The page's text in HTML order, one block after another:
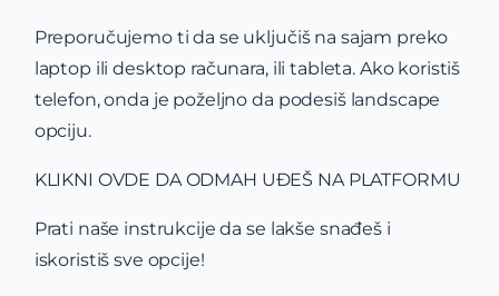
Preporučujemo ti da se uključiš na sajam preko
laptop ili desktop računara, ili tableta. Ako koristiš
telefon, onda je poželjno da podesiš landscape
opciju.
KLIKNI OVDE DA ODMAH UĐEŠ NA PLATFORMU
Prati naše instrukcije da se lakše snađeš i
iskoristiš sve opcije!